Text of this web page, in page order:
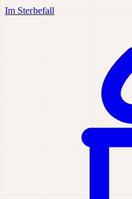
Im Sterbefall